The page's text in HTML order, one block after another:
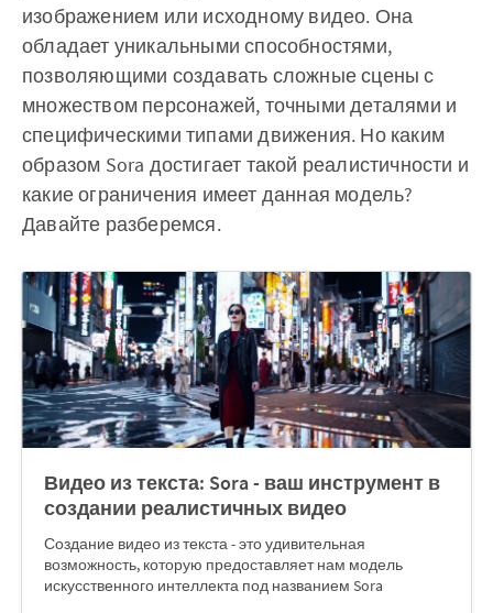
изображением или исходному видео. Она
обладает уникальными способностями,
позволяющими создавать сложные сцены с
множеством персонажей, точными деталями и
специфическими типами движения. Но каким
образом Sora достигает такой реалистичности и
какие ограничения имеет данная модель?
Давайте разберемся.
Видео из текста: Sora - ваш инструмент в
создании реалистичных видео
Создание видео из текста - это удивительная
возможность, которую предоставляет нам модель
искусственного интеллекта под названием Sora